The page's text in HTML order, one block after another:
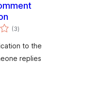
(3કુલ
રેટિંગ્સ
)
to the
replies